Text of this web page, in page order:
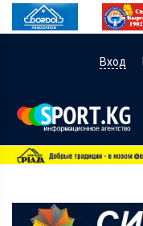
Вход